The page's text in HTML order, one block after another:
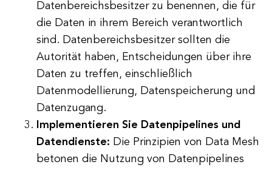
Datenbereichsbesitzer zu benennen, die für
die Daten in ihrem Bereich verantwortlich
sind. Datenbereichsbesitzer sollten die
Autorität haben, Entscheidungen über ihre
Daten zu treffen, einschließlich
Datenmodellierung, Datenspeicherung und
Datenzugang.
Implementieren Sie Datenpipelines und
Datendienste: Die Prinzipien von Data Mesh
betonen die Nutzung von Datenpipelines